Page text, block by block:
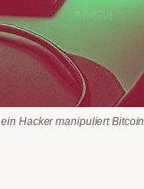
ein Hacker manipuliert